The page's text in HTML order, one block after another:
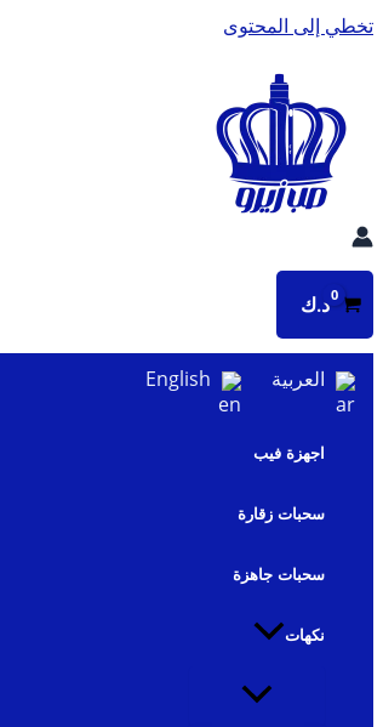
تخطي إلى المحتوى
د.ك
العربية English
اجهزة فيب
سحبات زقارة
سحبات جاهزة
نكهات